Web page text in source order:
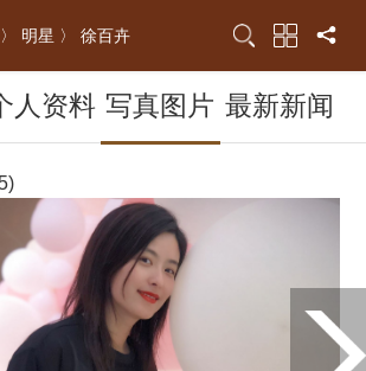
明星 〉 徐百卉
人资料 写真图片 最新新闻